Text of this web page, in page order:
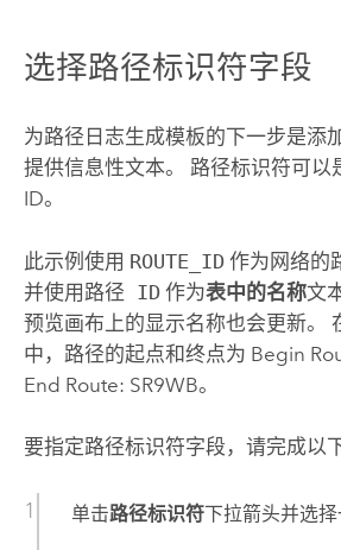
选择路径标识符字段
为路径日志生成模板的下一步是添
提供信息性文本。 路径标识符可以
ID。
此示例使用 ROUTE_ID作为网络的
并使用路径 ID作为表中的名称文
预览画布上的显示名称也会更新。
中，路径的起点和终点为 Begin
End Route: SR9WB。
要指定路径标识符字段，请完成以
单击路径标识符下拉箭头并选择